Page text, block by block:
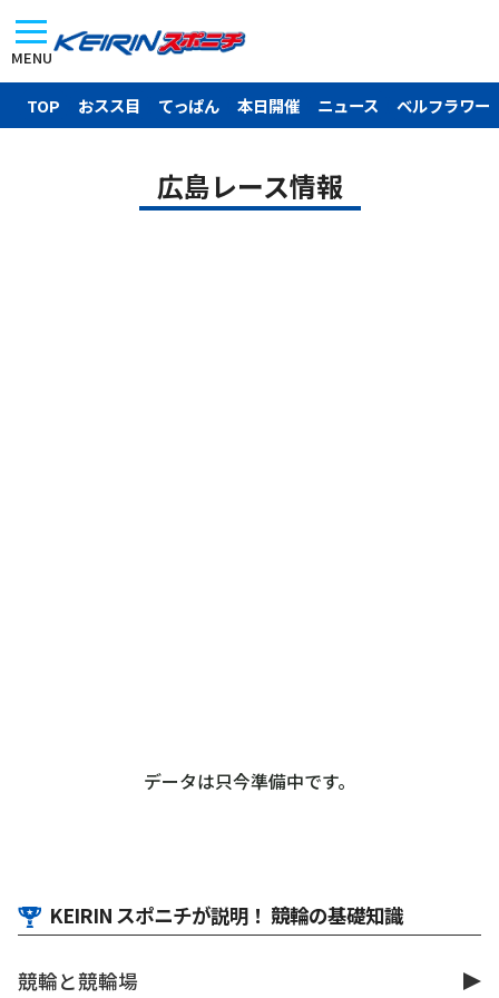
MENU
TOP おスス目 てっぱん 本日開催 ニュース ベルフラワー
広島レース情報
データは只今準備中です。
KEIRIN スポニチが説明！ 競輪の基礎知識
競輪と競輪場